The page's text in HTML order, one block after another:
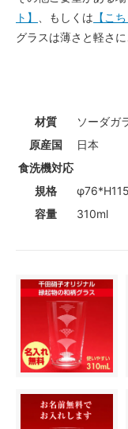
ト】
、もしくは 【こち
グラスは薄さと軽さ
材質
ソーダガ
原産国
日本
食洗機対応
規格
φ76*H115
容量
310ml